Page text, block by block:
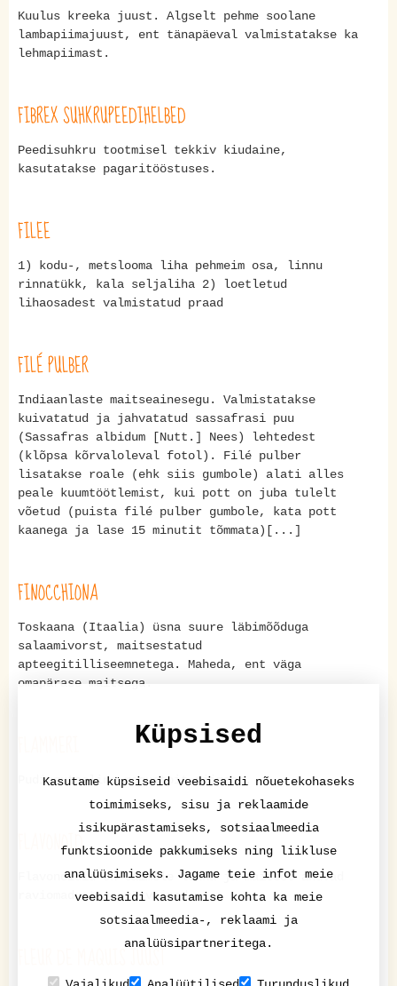
Kuulus kreeka juust. Algselt pehme soolane
lambapiimajuust, ent tänapäeval valmistatakse ka
lehmapiimast.
FIBREX SUHKRUPEEDIHELBED
Peedisuhkru tootmisel tekkiv kiudaine,
kasutatakse pagaritööstuses.
FILEE
1) kodu-, metslooma liha pehmeim osa, linnu
rinnatükk, kala seljaliha 2) loetletud
lihaosadest valmistatud praad
FILÉ PULBER
Indiaanlaste maitseainesegu. Valmistatakse
kuivatatud ja jahvatatud sassafrasi puu
(Sassafras albidum [Nutt.] Nees) lehtedest
(klõpsa kõrvaloleval fotol). Filé pulber
lisatakse roale (ehk siis gumbole) alati alles
peale kuumtöötlemist, kui pott on juba tulelt
võetud (puista filé pulber gumbole, kata pott
kaanega ja lase 15 minutit tõmmata)[...]
FINOCCHIONA
Toskaana (Itaalia) üsna suure läbimõõduga
salaamivorst, maitsestatud
apteegitilliseemnetega. Maheda, ent väga
omapärase maitsega.
Pudingutaoline magustoit piimast.
FLAVONOID
Flavonoidid on taimele lõhna ja maitset andvad
raviomadustega värvained.
FLEUR DE MAQUIS JUUST
Küpsised
Kasutame küpsiseid veebisaidi nõuetekohaseks
toimimiseks, sisu ja reklaamide
isikupärastamiseks, sotsiaalmeedia
funktsioonide pakkumiseks ning liikluse
analüüsimiseks. Jagame teie infot meie
veebisaidi kasutamise kohta ka meie
sotsiaalmeedia-, reklaami ja
analüüsipartneritega.